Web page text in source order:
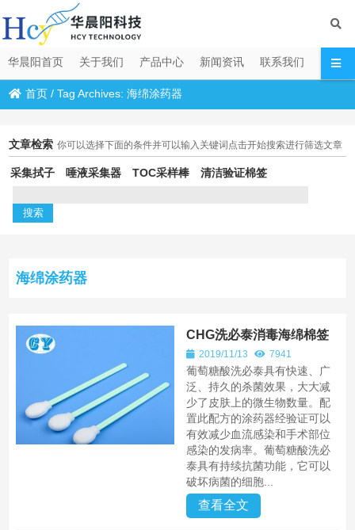
华晨阳首页 关于我们 产品中心 新闻资讯 联系我们
首页 /Tag Archives: 海绵涂药器
文章检索 你可以选择下面的条件并可以输入关键词点击开始搜索进行筛选文章
采集拭子 唾液采集器 TOC采样棒 清洁验证棉签
海绵涂药器
CHG洗必泰消毒海绵棉签
2019/11/13 7941
葡萄糖酸洗必泰具有快速、广
泛、持久的杀菌效果，大大减
少了皮肤上的微生物数量。配
置此配方的涂药器经验证可以
有效减少血流感染和手术部位
感染的发病率。葡萄糖酸洗必
泰具有持续抗菌功能，它可以
破坏病菌的细胞...
查看全文